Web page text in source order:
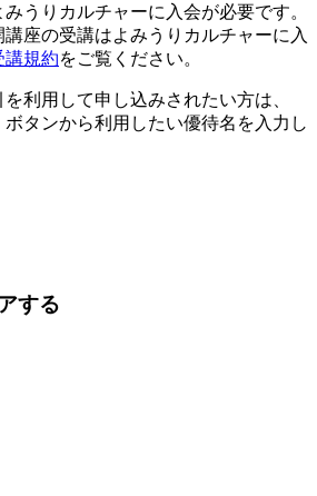
うりカルチャーに入会が必要です。
座の受講はよみうりカルチャーに入
講規約をご覧ください。
利用して申し込みされたい方は、
ボタンから利用したい優待名を入力し
する